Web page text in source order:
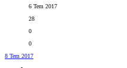
6 Tem 2017
28
0
0
8 Tem 2017